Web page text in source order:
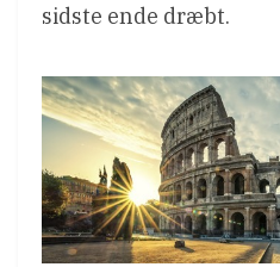
sidste ende dræbt.